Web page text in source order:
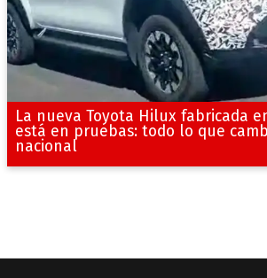
La nueva Toyota Hilux fabricada
está en pruebas: todo lo que
nacional